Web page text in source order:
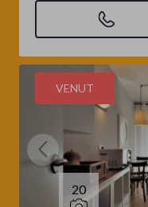
VENUT
20